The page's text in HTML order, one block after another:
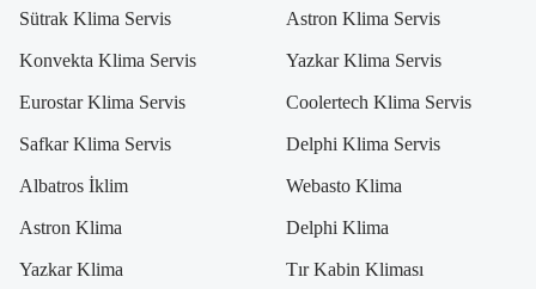
Sütrak Klima Servis Astron Klima Servis
Konvekta Klima Servis Yazkar Klima Servis
Eurostar Klima Servis Coolertech Klima Servis
Safkar Klima Servis Delphi Klima Servis
Albatros İklim Webasto Klima
Astron Klima Delphi Klima
Yazkar Klima Tır Kabin Kliması